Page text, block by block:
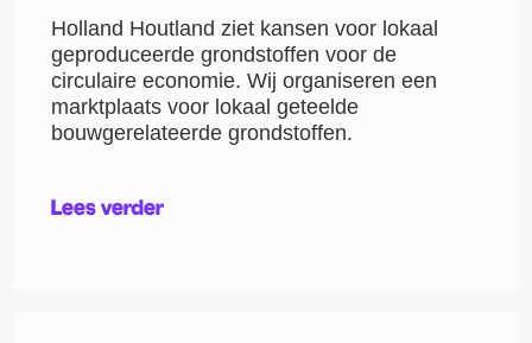
Holland Houtland ziet kansen voor lokaal
geproduceerde grondstoffen voor de
circulaire economie. Wij organiseren een
marktplaats voor lokaal geteelde
bouwgerelateerde grondstoffen.
Lees verder